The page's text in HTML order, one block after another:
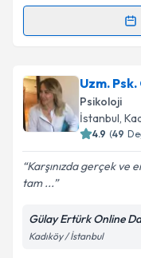
Randevu
Klinik Psikolog
talebi oluşturun.
için bir takvim
bilgilendireceğiz.
E-posta Adresiniz
Kişisel
Uzm.
Psikoloji
İstanbul ,
4.9 (49
Karşınızda gerçek ve
tam ...
Gülay Ertürk Online
Kadıköy / İstanbul